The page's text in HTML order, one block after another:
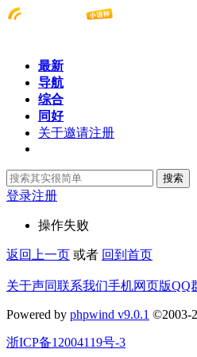
最新
导航
综合
同好
关于邀请注册
搜索
登录注册
操作失败
返回上一页 或者 回到首页
关于声同联系我们手机网页版QQ
Powered by phpwind v9.0.1 ©2003-
浙ICP备12004119号-3